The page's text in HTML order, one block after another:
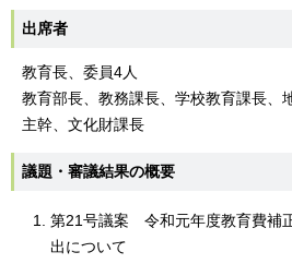
出席者
教育長、委員4人
教育部長、教務課長、学校教育課長、
主幹、文化財課長
議題・審議結果の概要
第21号議案 令和元年度教育費補
出について